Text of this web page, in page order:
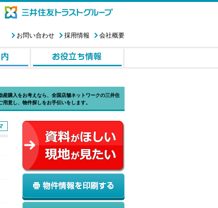
会社概要
採用情報
お問い合わせ
購入をお考えなら、全国店舗ネットワークの三井住
意し、物件探しをお手伝いをします。